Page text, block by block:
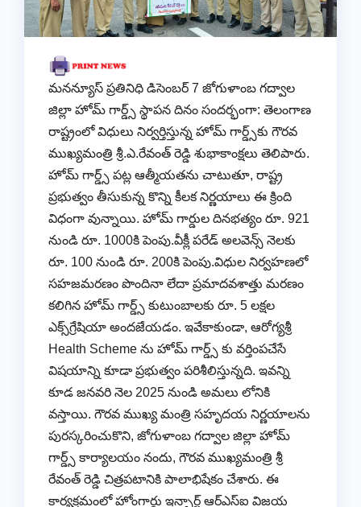
మనన్యూస్ ప్రతినిధి డిసెంబర్ 7 జోగుళాంబ గద్వాల
జిల్లా హోమ్ గార్డ్స్ స్థాపన దినం సందర్భంగా: తెలంగాణ
రాష్ట్రంలో విధులు నిర్వర్తిస్తున్న హోమ్ గార్డ్స్‌కు గౌరవ
ముఖ్యమంత్రి శ్రీ.ఎ.రేవంత్ రెడ్డి శుభాకాంక్షలు తెలిపారు.
హోమ్ గార్డ్స్ పట్ల ఆత్మీయతను చాటుతూ, రాష్ట్ర
ప్రభుత్వం తీసుకున్న కొన్ని కీలక నిర్ణయాలు ఈ క్రింది
విధంగా వున్నాయి. హోమ్ గార్డుల దినభత్యం రూ. 921
నుండి రూ. 1000కి పెంపు.వీక్లీ పరేడ్ అలవెన్స్ నెలకు
రూ. 100 నుండి రూ. 200కి పెంపు.విధుల నిర్వహణలో
సహజమరణం పొందినా లేదా ప్రమాదవశాత్తు మరణం
కలిగిన హోమ్ గార్డ్స్ కుటుంబాలకు రూ. 5 లక్షల
ఎక్స్‌గ్రేషియా అందజేయడం. ఇవేకాకుండా, ఆరోగ్యశ్రీ
Health Scheme ను హోమ్ గార్డ్స్ కు వర్తింపచేసే
విషయాన్ని కూడా ప్రభుత్వం పరిశీలిస్తున్నది. ఇవన్ని
కూడ జనవరి నెల 2025 నుండి అమలు లోనికి
వస్తాయి. గౌరవ ముఖ్య మంత్రి సహృదయ నిర్ణయాలను
పురస్కరించుకొని, జోగుళాంబ గద్వాల జిల్లా హోమ్
గార్డ్స్ కార్యాలయం నందు, గౌరవ ముఖ్యమంత్రి శ్రీ
రేవంత్ రెడ్డి చిత్రపటానికి పాలాభిషేకం చేశారు. ఈ
కార్యక్రమంలో హోంగార్డు ఇన్చార్జ్ ఆర్ఎస్ఐ విజయ